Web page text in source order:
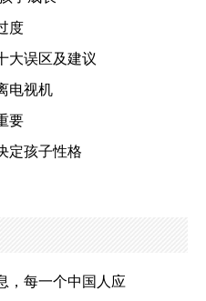
度
大误区及建议
电视机
要
定孩子性格
，每一个中国人应